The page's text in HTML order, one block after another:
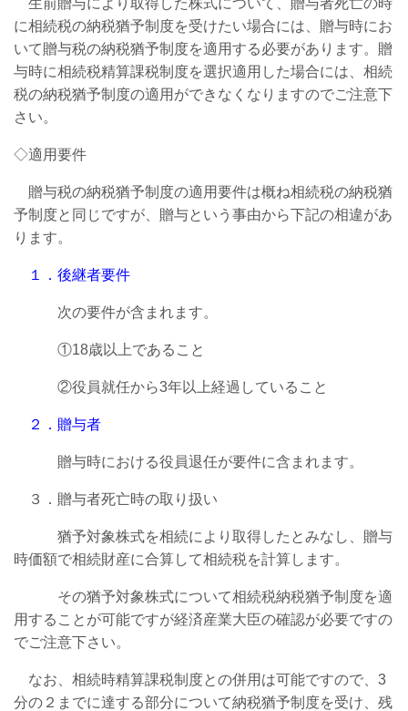
生前贈与により取得した株式について、贈与者死亡の時
に相続税の納税猶予制度を受けたい場合には、贈与時にお
いて贈与税の納税猶予制度を適用する必要があります。贈
与時に相続税精算課税制度を選択適用した場合には、相続
税の納税猶予制度の適用ができなくなりますのでご注意下
さい。
◇適用要件
贈与税の納税猶予制度の適用要件は概ね相続税の納税猶
予制度と同じですが、贈与という事由から下記の相違があ
ります。
１．後継者要件
次の要件が含まれます。
①18歳以上であること
②役員就任から3年以上経過していること
２．贈与者
贈与時における役員退任が要件に含まれます。
３．贈与者死亡時の取り扱い
猶予対象株式を相続により取得したとみなし、贈与
時価額で相続財産に合算して相続税を計算します。
その猶予対象株式について相続税納税猶予制度を適
用することが可能ですが経済産業大臣の確認が必要ですの
でご注意下さい。
なお、相続時精算課税制度との併用は可能ですので、3
分の２までに達する部分について納税猶予制度を受け、残